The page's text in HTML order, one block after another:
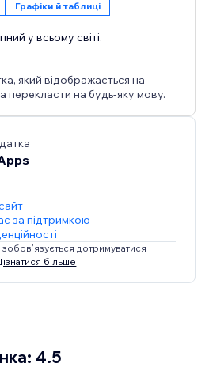
Графіки й таблиці
у всьому світі.
який відображається на
перекласти на будь-яку мову.
за підтримкою
дотримуватися
більше
4.5